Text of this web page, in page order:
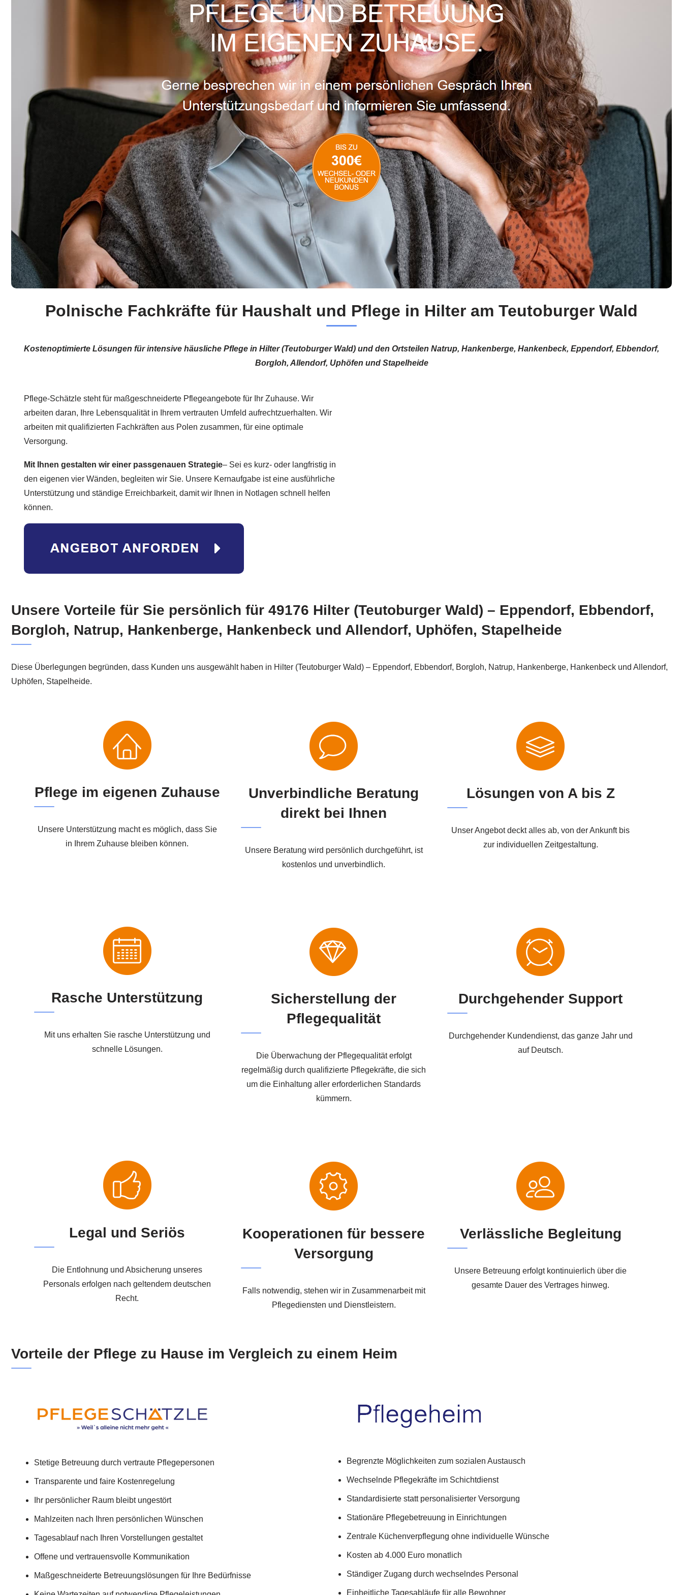
Polnische Fachkräfte für Haushalt und Pflege in Hilter am Teutoburger Wald
Kostenoptimierte Lösungen für intensive häusliche Pflege in Hilter (Teutoburger Wald) und den Ortsteilen Natrup, Hankenberge, Hankenbeck, Eppendorf, Ebbendorf,
Borgloh, Allendorf, Uphöfen und Stapelheide
Pflege-Schätzle steht für maßgeschneiderte Pflegeangebote für Ihr Zuhause. Wir
arbeiten daran, Ihre Lebensqualität in Ihrem vertrauten Umfeld aufrechtzuerhalten. Wir
arbeiten mit qualifizierten Fachkräften aus Polen zusammen, für eine optimale
Versorgung.
Mit Ihnen gestalten wir einer passgenauen Strategie– Sei es kurz- oder langfristig in
den eigenen vier Wänden, begleiten wir Sie. Unsere Kernaufgabe ist eine ausführliche
Unterstützung und ständige Erreichbarkeit, damit wir Ihnen in Notlagen schnell helfen
können.
Unsere Vorteile für Sie persönlich für 49176 Hilter (Teutoburger Wald) – Eppendorf, Ebbendorf,
Borgloh, Natrup, Hankenberge, Hankenbeck und Allendorf, Uphöfen, Stapelheide
Diese Überlegungen begründen, dass Kunden uns ausgewählt haben in Hilter (Teutoburger Wald) – Eppendorf, Ebbendorf, Borgloh, Natrup, Hankenberge, Hankenbeck und Allendorf,
Uphöfen, Stapelheide.
Pflege im eigenen Zuhause
Unsere Unterstützung macht es möglich, dass Sie
in Ihrem Zuhause bleiben können.
Unverbindliche Beratung
direkt bei Ihnen
Unsere Beratung wird persönlich durchgeführt, ist
kostenlos und unverbindlich.
Lösungen von A bis Z
Unser Angebot deckt alles ab, von der Ankunft bis
zur individuellen Zeitgestaltung.
Rasche Unterstützung
Mit uns erhalten Sie rasche Unterstützung und
schnelle Lösungen.
Sicherstellung der
Pflegequalität
Die Überwachung der Pflegequalität erfolgt
regelmäßig durch qualifizierte Pflegekräfte, die sich
um die Einhaltung aller erforderlichen Standards
kümmern.
Durchgehender Support
Durchgehender Kundendienst, das ganze Jahr und
auf Deutsch.
Legal und Seriös
Die Entlohnung und Absicherung unseres
Personals erfolgen nach geltendem deutschen
Recht.
Kooperationen für bessere
Versorgung
Falls notwendig, stehen wir in Zusammenarbeit mit
Pflegediensten und Dienstleistern.
Verlässliche Begleitung
Unsere Betreuung erfolgt kontinuierlich über die
gesamte Dauer des Vertrages hinweg.
Vorteile der Pflege zu Hause im Vergleich zu einem Heim
Stetige Betreuung durch vertraute Pflegepersonen
Transparente und faire Kostenregelung
Ihr persönlicher Raum bleibt ungestört
Mahlzeiten nach Ihren persönlichen Wünschen
Tagesablauf nach Ihren Vorstellungen gestaltet
Offene und vertrauensvolle Kommunikation
Maßgeschneiderte Betreuungslösungen für Ihre Bedürfnisse
Begrenzte Möglichkeiten zum sozialen Austausch
Wechselnde Pflegekräfte im Schichtdienst
Standardisierte statt personalisierter Versorgung
Stationäre Pflegebetreuung in Einrichtungen
Zentrale Küchenverpflegung ohne individuelle Wünsche
Kosten ab 4.000 Euro monatlich
Ständiger Zugang durch wechselndes Personal
Einheitliche Tagesabläufe für alle Bewohner